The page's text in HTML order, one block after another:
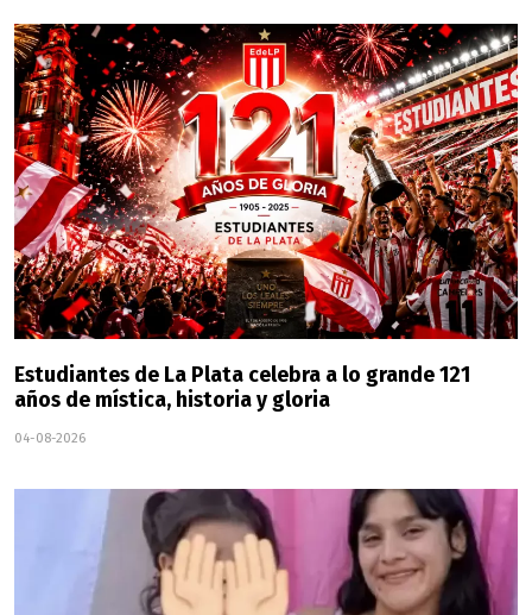
Estudiantes de La Plata celebra a lo grande 121
años de mística, historia y gloria
04-08-2026